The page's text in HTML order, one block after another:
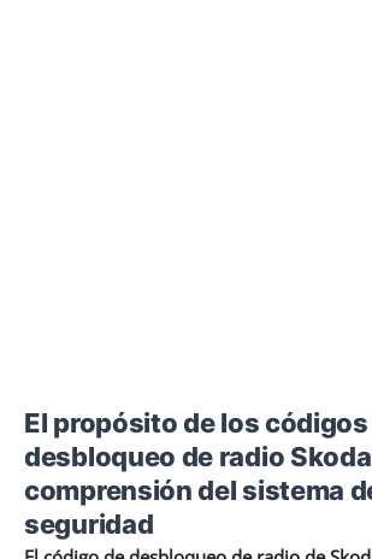
El propósito de los
desbloqueo de radio
comprensión del sistema
seguridad